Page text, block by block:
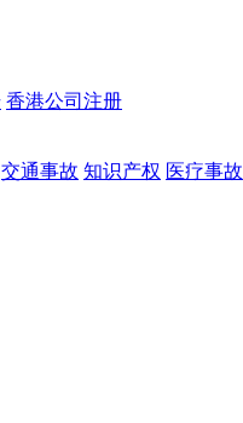
香港公司注册
交通事故 知识产权 医疗事故